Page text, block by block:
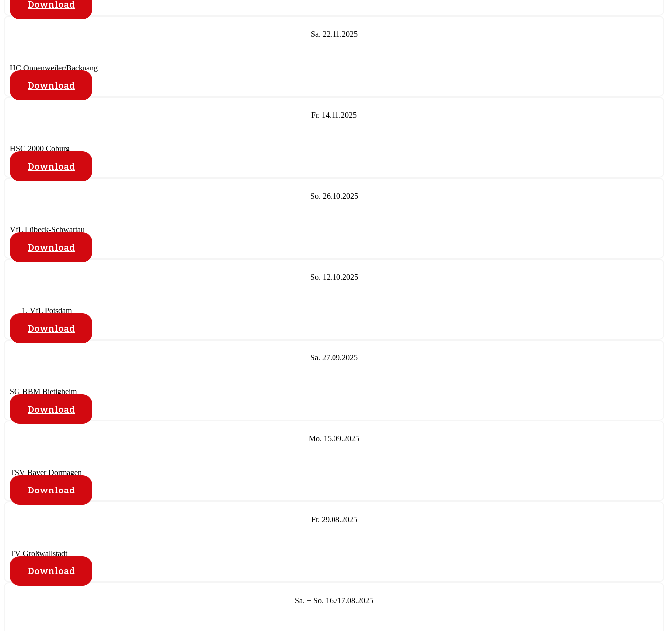
Download
Sa. 22.11.2025
HC Oppenweiler/Backnang
Download
Fr. 14.11.2025
HSC 2000 Coburg
Download
So. 26.10.2025
VfL Lübeck-Schwartau
Download
So. 12.10.2025
VfL Potsdam
Download
Sa. 27.09.2025
SG BBM Bietigheim
Download
Mo. 15.09.2025
TSV Bayer Dormagen
Download
Fr. 29.08.2025
TV Großwallstadt
Download
Sa. + So. 16./17.08.2025